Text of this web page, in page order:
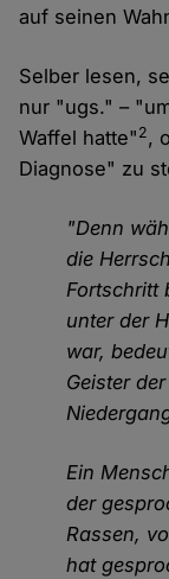
auf seinen
Selber lesen,
nur "ugs." –
Waffel hatte" 2,
Diagnose" zu
"Denn
die
Fortschritt
unter der
war,
Geister
Ein
der
Rassen,
hat